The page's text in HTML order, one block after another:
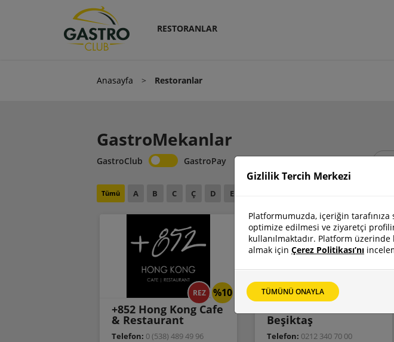
Gizlilik Tercih Merkezi
Platformumuzda, içeriğin tarafınıza
optimize edilmesi ve ziyaretçi
kullanılmaktadır. Platform
almak için Çerez Politikası’nı
TÜMÜNÜ ONAYLA
RESTORANLAR
Anasayfa > Restoranlar
GastroMekanlar
GastroClub GastroPay
Tümü A B C Ç D E
%10
REZ
+852 Hong Kong Cafe
& Restaurant
Telefon: 0 (538) 489 49 96
Beşiktaş
Telefon: 0212 340 70 00